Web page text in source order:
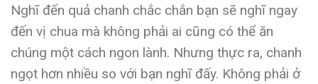
Nghĩ đến quả chanh chắc chắn bạn sẽ nghĩ ngay
đến vị chua mà không phải ai cũng có thể ăn
chúng một cách ngon lành. Nhưng thực ra, chanh
ngọt hơn nhiều so với bạn nghĩ đấy. Không phải ở